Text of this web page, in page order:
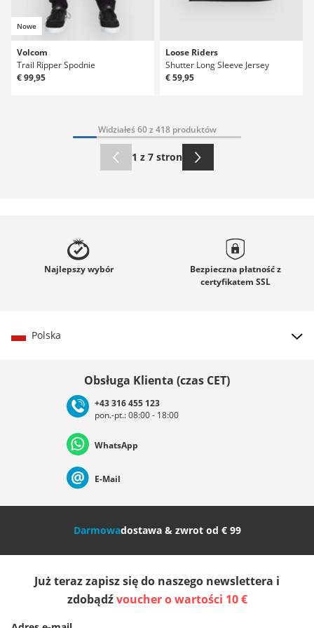
Nowe
Volcom
Trail Ripper Spodnie
€ 99,95
Loose Riders
Shutter Long Sleeve Jersey
€ 59,95
Widziałeś 60 z 418 produktów
1 z 7 stron
Najlepszywybór
Bezpieczna płatność z
certyfikatem SSL
Polska
Deutschland Österreich
Nederland Italia (Italiano) Italien (Deutsch)
Slovenija België (Nederlands)
Obsługa Klienta (czas CET)
+43 316 455 123
pon.-pt.: 08:00 - 18:00
WhatsApp
E-Mail
Darmowadostawa & zwrot od € 99
Już teraz zapisz się do naszego newslettera i
zdobądźvoucher o wartości 10 €